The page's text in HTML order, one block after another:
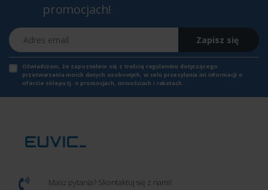
promocjach!
Adres email
Zapisz się
Oświadczam, że zapoznałem się z treścią regulaminu dotyczącego
przetwarzania moich danych osobowych, w celu przesyłania mi informacji o
ofercie sklepu tj. o promocjach, nowościach i rabatach.
Masz pytania? Skontaktuj się z nami!